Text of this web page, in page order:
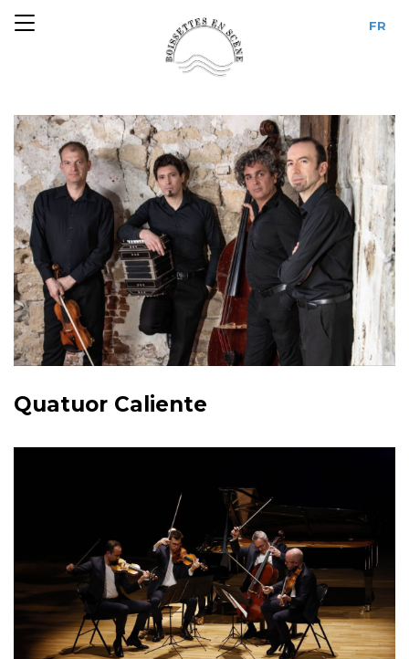
Quatuor Caliente